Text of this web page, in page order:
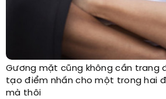
Gương mặt cũng không cần trang
tạo điểm nhấn cho một trong hai
mà thôi